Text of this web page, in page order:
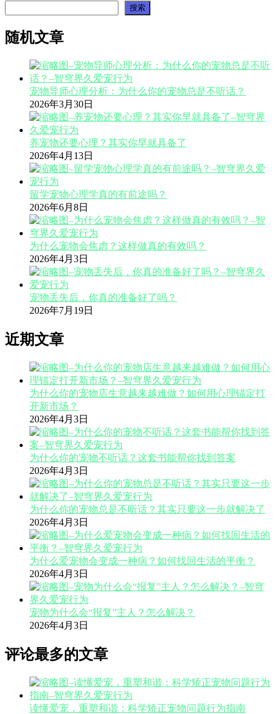
搜索
随机文章
宠物导师心理分析：为什么你的宠物总是不听话？
2026年3月30日
养宠物还要心理？其实你早就具备了
2026年4月13日
留学宠物心理学真的有前途吗？
2026年6月8日
为什么宠物会焦虑？这样做真的有效吗？
2026年4月3日
宠物丢失后，你真的准备好了吗？
2026年7月19日
近期文章
为什么你的宠物店生意越来越难做？如何用心理锚定打
开新市场？
2026年4月3日
为什么你的宠物不听话？这套书能帮你找到答案
2026年4月3日
为什么你的宠物总是不听话？其实只要这一步就解决了
2026年4月3日
为什么爱宠物会变成一种病？如何找回生活的平衡？
2026年4月3日
宠物为什么会“报复”主人？怎么解决？
2026年4月3日
评论最多的文章
读懂爱宠，重塑和谐：科学矫正宠物问题行为指南